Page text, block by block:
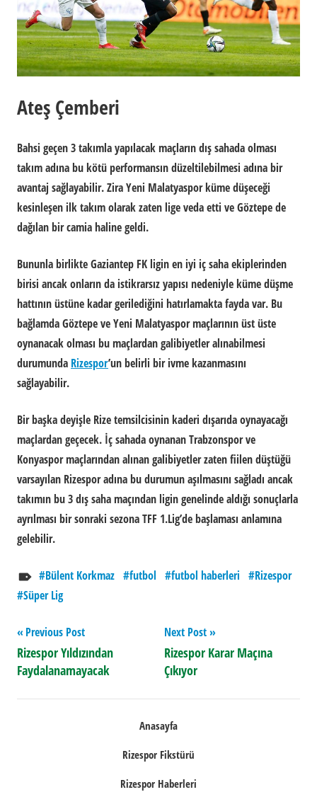
Ateş Çemberi
Bahsi geçen 3 takımla yapılacak maçların dış sahada olması
takım adına bu kötü performansın düzeltilebilmesi adına bir
avantaj sağlayabilir. Zira Yeni Malatyaspor küme düşeceği
kesinleşen ilk takım olarak zaten lige veda etti ve Göztepe de
dağılan bir camia haline geldi.
Bununla birlikte Gaziantep FK ligin en iyi iç saha ekiplerinden
birisi ancak onların da istikrarsız yapısı nedeniyle küme düşme
hattının üstüne kadar gerilediğini hatırlamakta fayda var. Bu
bağlamda Göztepe ve Yeni Malatyaspor maçlarının üst üste
oynanacak olması bu maçlardan galibiyetler alınabilmesi
durumunda Rizespor’un belirli bir ivme kazanmasını
sağlayabilir.
Bir başka deyişle Rize temsilcisinin kaderi dışarıda oynayacağı
maçlardan geçecek. İç sahada oynanan Trabzonspor ve
Konyaspor maçlarından alınan galibiyetler zaten fiilen düştüğü
varsayılan Rizespor adına bu durumun aşılmasını sağladı ancak
takımın bu 3 dış saha maçından ligin genelinde aldığı sonuçlarla
ayrılması bir sonraki sezona TFF 1.Lig’de başlaması anlamına
gelebilir.
Bülent Korkmaz futbol futbol haberleri
Rizespor
Süper Lig
Yazı
gezinmesi
Previous Post
Rizespor Yıldızından
Faydalanamayacak
Next Post
Rizespor Karar Maçına
Çıkıyor
Anasayfa
Rizespor Fikstürü
Rizespor Haberleri